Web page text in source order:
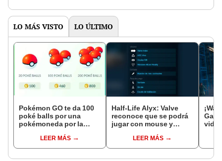
LO MÁS VISTO LO ÚLTIMO
Pokémon GO te da 100
poké balls por una
pokémoneda por la
LEER MÁS
Half-Life Alyx: Valve
reconoce que se podrá
jugar con mouse y
LEER MÁS